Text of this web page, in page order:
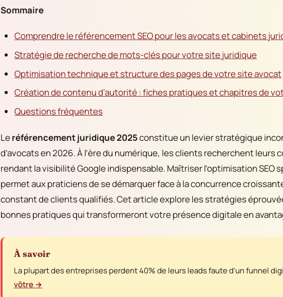
Sommaire
Comprendre le référencement SEO pour les avocats et cabinets
Stratégie de recherche de mots-clés pour votre site juridique
Optimisation technique et structure des pages de votre site avocat
Création de contenu d'autorité : fiches pratiques et chapitres de
Questions fréquentes
Leréférencement juridique 2025constitue un levier stratégique
d’avocats en 2026. À l’ère du numérique, les clients recherchent leurs
rendant la visibilité Google indispensable. Maîtriser l’optimisation SEO
permet aux praticiens de se démarquer face à la concurrence
constant de clients qualifiés. Cet article explore les stratégies
bonnes pratiques qui transformeront votre présence digitale en
À savoir
La plupart des entreprises perdent 40% de leurs leads faute d'un funnel
vôtre →